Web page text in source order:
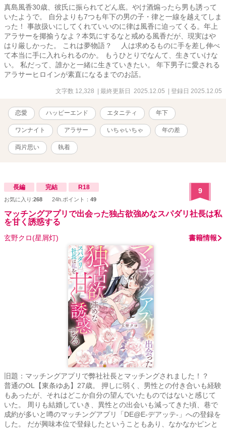
真島風香30歳、彼氏に振られてどん底。やけ酒煽ったら男も誘って
いたようで。 自分よりも7つも年下の男の子・律と一線を越えてしま
った！ 事故扱いにしてくれていいのに律は風香に迫ってくる。年上
アラサーを揶揄うなよ？本気にするなと戒める風香だが、現実はや
はり厳しかった。 これは夢物語？ 人は求めるものに手を差し伸べ
て本当に手に入れられるのか。 もうひとりでなんて、生きていけな
い。 私だって、誰かと一緒に生きていきたい。 年下男子に愛される
アラサーヒロインが素直になるまでのお話。
文字数 12,328 | 最終更新日 2025.12.05 | 登録日 2025.12.05
恋愛 ハッピーエンド エタニティ 年下
ワンナイト アラサー いちゃいちゃ 年の差
両片思い 執着
長編 完結 R18
お気に入り:268 24h.ポイント： 49
9
マッチングアプリで出会った独占欲強めなスパダリ社長は私
を甘く誘惑する
玄野クロ(星屑灯) 書籍情報
旧題：マッチングアプリで弊社社長とマッチングされました！？
普通のOL【東条ゆあ】27歳。 押しに弱く、男性との付き合いも経験
もあったが、それはどこか自分の望んでいたものではないと感じて
いた。 周りも結婚していき、異性との出会いも減ってきた頃、巷で
成約が多いと噂のマッチングアプリ「DE@E-デアッテ-」への登録を
した。 だが興味本位で登録したということもあり、なかなかピンと